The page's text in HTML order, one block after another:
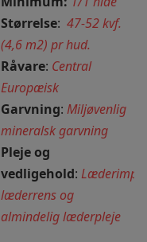
Størrelse: 47-52 kvf.
(4,6 m2) pr hud.
Råvare: Central
Europæisk
Garvning: Miljøvenlig
mineralsk garvning
Pleje og
vedligehold:
læderrens og
almindelig læderpleje